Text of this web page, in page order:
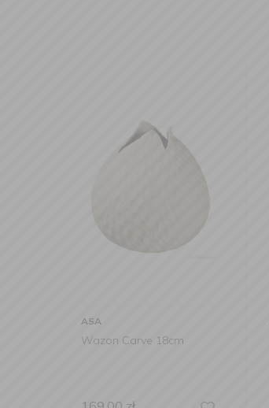
ASA
Wazon Carve 18cm